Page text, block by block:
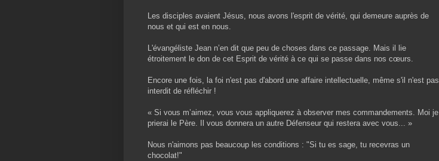
Les disciples avaient Jésus, nous avons l'esprit de vérité, qui demeure auprès de
nous et qui est en nous.
L'évangéliste Jean n’en dit que peu de choses dans ce passage. Mais il lie
étroitement le don de cet Esprit de vérité à ce qui se passe dans nos cœurs.
Encore une fois, la foi n'est pas d'abord une affaire intellectuelle, même s'il n'est pas
interdit de réfléchir !
« Si vous m’aimez, vous vous appliquerez à observer mes commandements. Moi je
prierai le Père. Il vous donnera un autre Défenseur qui restera avec vous... »
Nous n'aimons pas beaucoup les conditions : "Si tu es sage, tu recevras un
chocolat!"